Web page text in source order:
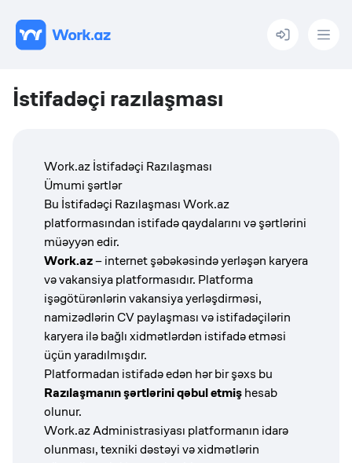
Menu
İstifadəçi razılaşması
Work.az İstifadəçi Razılaşması
Ümumi şərtlər
Bu İstifadəçi Razılaşması Work.az
platformasından istifadə qaydalarını və şərtlərini
müəyyən edir.
Work.az– internet şəbəkəsində yerləşən karyera
və vakansiya platformasıdır. Platforma
işəgötürənlərin vakansiya yerləşdirməsi,
namizədlərin CV paylaşması və istifadəçilərin
karyera ilə bağlı xidmətlərdən istifadə etməsi
üçün yaradılmışdır.
Platformadan istifadə edən hər bir şəxs bu
Razılaşmanın şərtlərini qəbul etmişhesab
olunur.
Work.az Administrasiyası platformanın idarə
olunması, texniki dəstəyi və xidmətlərin